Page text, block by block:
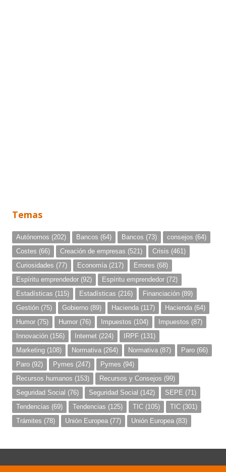
Temas
Autónomos (202) Bancos (64) Bancos (73) consejos (64)
Costes (66) Creación de empresas (521) Crisis (461)
Curiosidades (77) Economía (217) Errores (68)
Espíritu emprendedor (92) Espíritu emprendedor (72)
Estadísticas (115) Estadísticas (216) Financiación (89)
Gestión (75) Gobierno (89) Hacienda (117) Hacienda (64)
Humor (75) Humor (76) Impuestos (104) Impuestos (87)
Innovación (156) Internet (224) IRPF (131)
Marketing (108) Normativa (264) Normativa (87) Paro (66)
Paro (92) Pymes (247) Pymes (94)
Recursos humanos (153) Recursos y Consejos (99)
Seguridad Social (76) Seguridad Social (142) SEPE (71)
Tendencias (69) Tendencias (125) TIC (105) TIC (301)
Trámites (78) Unión Europea (77) Unión Europea (83)